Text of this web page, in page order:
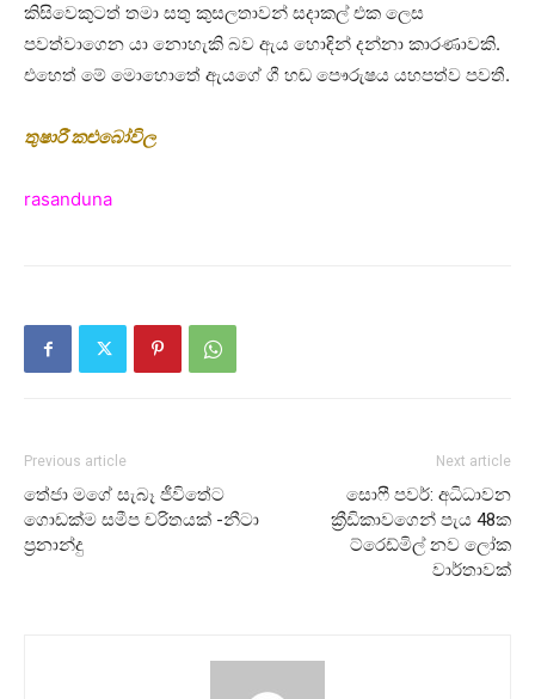
කිසිවෙකුටත් තමා සතු කුසලතාවන් සදාකල් එක ලෙස
පවත්වාගෙන යා නොහැකි බව ඇය හොඳින් දන්නා කාරණාවකි.
එහෙත් මේ මොහොතේ ඇයගේ ගී හඬ පෞරුෂය යහපත්ව පවතී.
තුෂාරී කළුබෝවිල
rasanduna
Previous article
තේජා මගේ සැබෑ ජීවිතේට
ගොඩක්ම සමීප චරිතයක් -නීටා
ප්‍රනාන්දු
Next article
සොෆී පවර්: අධිධාවන
ක්‍රීඩිකාවගෙන් පැය 48ක
ට්රෙඩ්මිල් නව ලෝක
වාර්තාවක්